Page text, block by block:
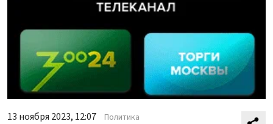
13 ноября 2023, 12:07 Политика